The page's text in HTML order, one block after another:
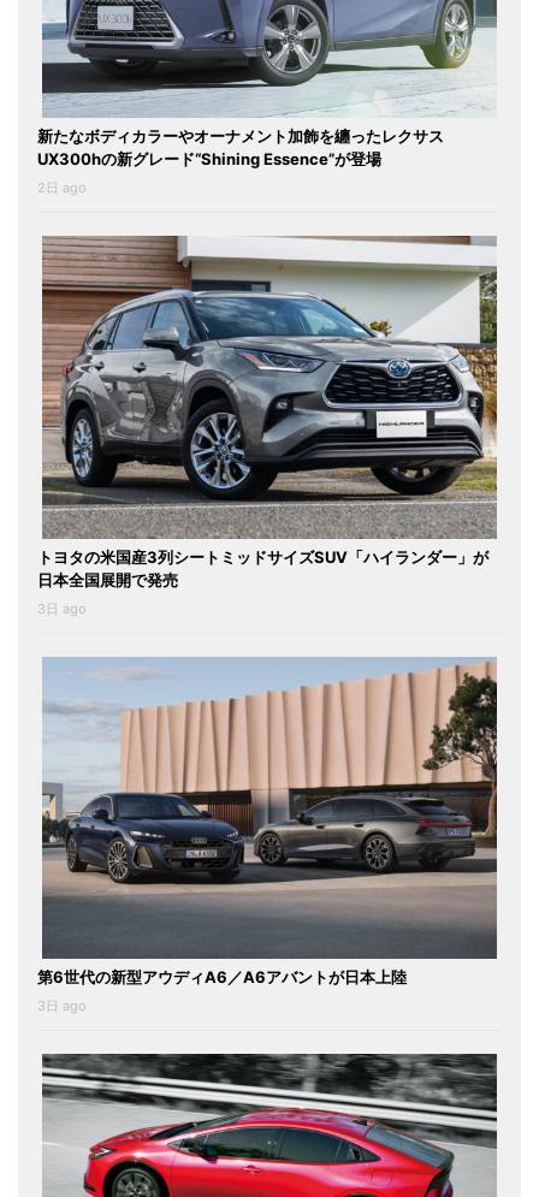
新たなボディカラーやオーナメント加飾を纏ったレクサス
UX300hの新グレード“Shining Essence”が登場
2日 ago
トヨタの米国産3列シートミッドサイズSUV「ハイランダー」が
日本全国展開で発売
3日 ago
第6世代の新型アウディA6／A6アバントが日本上陸
3日 ago